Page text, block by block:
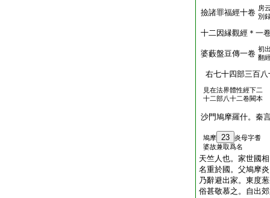
撿諸罪福經十卷 房
別
十二因縁觀經＊一
婆藪盤豆傳一卷 初
翻
右七十四部三百八
見在法界體性經下二
十二部八十二卷闕本
沙門鳩摩羅什。秦
鳩摩 23
炎母字耆
婆故兼取爲名
天竺人也。家世國
名重於國。父鳩摩
乃辭避出家。東度
俗甚敬慕之。自出